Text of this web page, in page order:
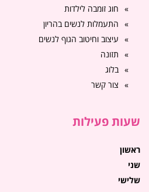
חוג זומבה לילדות
התעמלות לנשים בהריון
עיצוב וחיטוב הגוף לנשים
תזונה
בלוג
צור קשר
שעות פעילות
ראשון
שני
שלישי